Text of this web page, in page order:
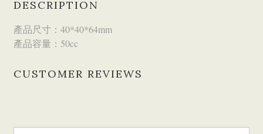
DESCRIPTION
產品尺寸：40*40*64mm
產品容量：50cc
CUSTOMER REVIEWS